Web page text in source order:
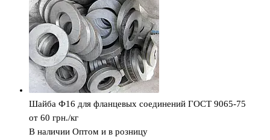
Шайба Ф16 для фланцевых соединений ГОСТ 9065-75
от 60 грн./кг
В наличии Оптом и в розницу